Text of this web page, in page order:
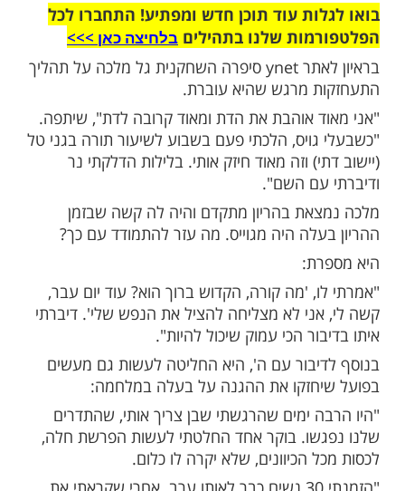
הקשר עם ה': "דיברתי איתו בדיבור הכי עמוק שיכול
עוד תוכן חדש ומפתיע! התחברו לכל
שלנו בתהיליםבלחיצה כאן >>>​
בראיון לאתר ynet סיפרה השחקנית גל מלכה על תהליך
מרגש שהיא עוברת.
אוהבת את הדת ומאוד קרובה לדת", שיתפה.
הלכתי פעם בשבוע לשיעור תורה בגני טל
וזה מאוד חיזק אותי. בלילות הדלקתי נר
עם השם".
בהריון מתקדם והיה לה קשה שבזמן
היה מגוייס. מה עזר להתמודד עם כך?